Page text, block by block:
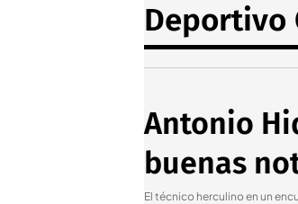
Deportivo
Antonio
buenas
El técnico herculino en un